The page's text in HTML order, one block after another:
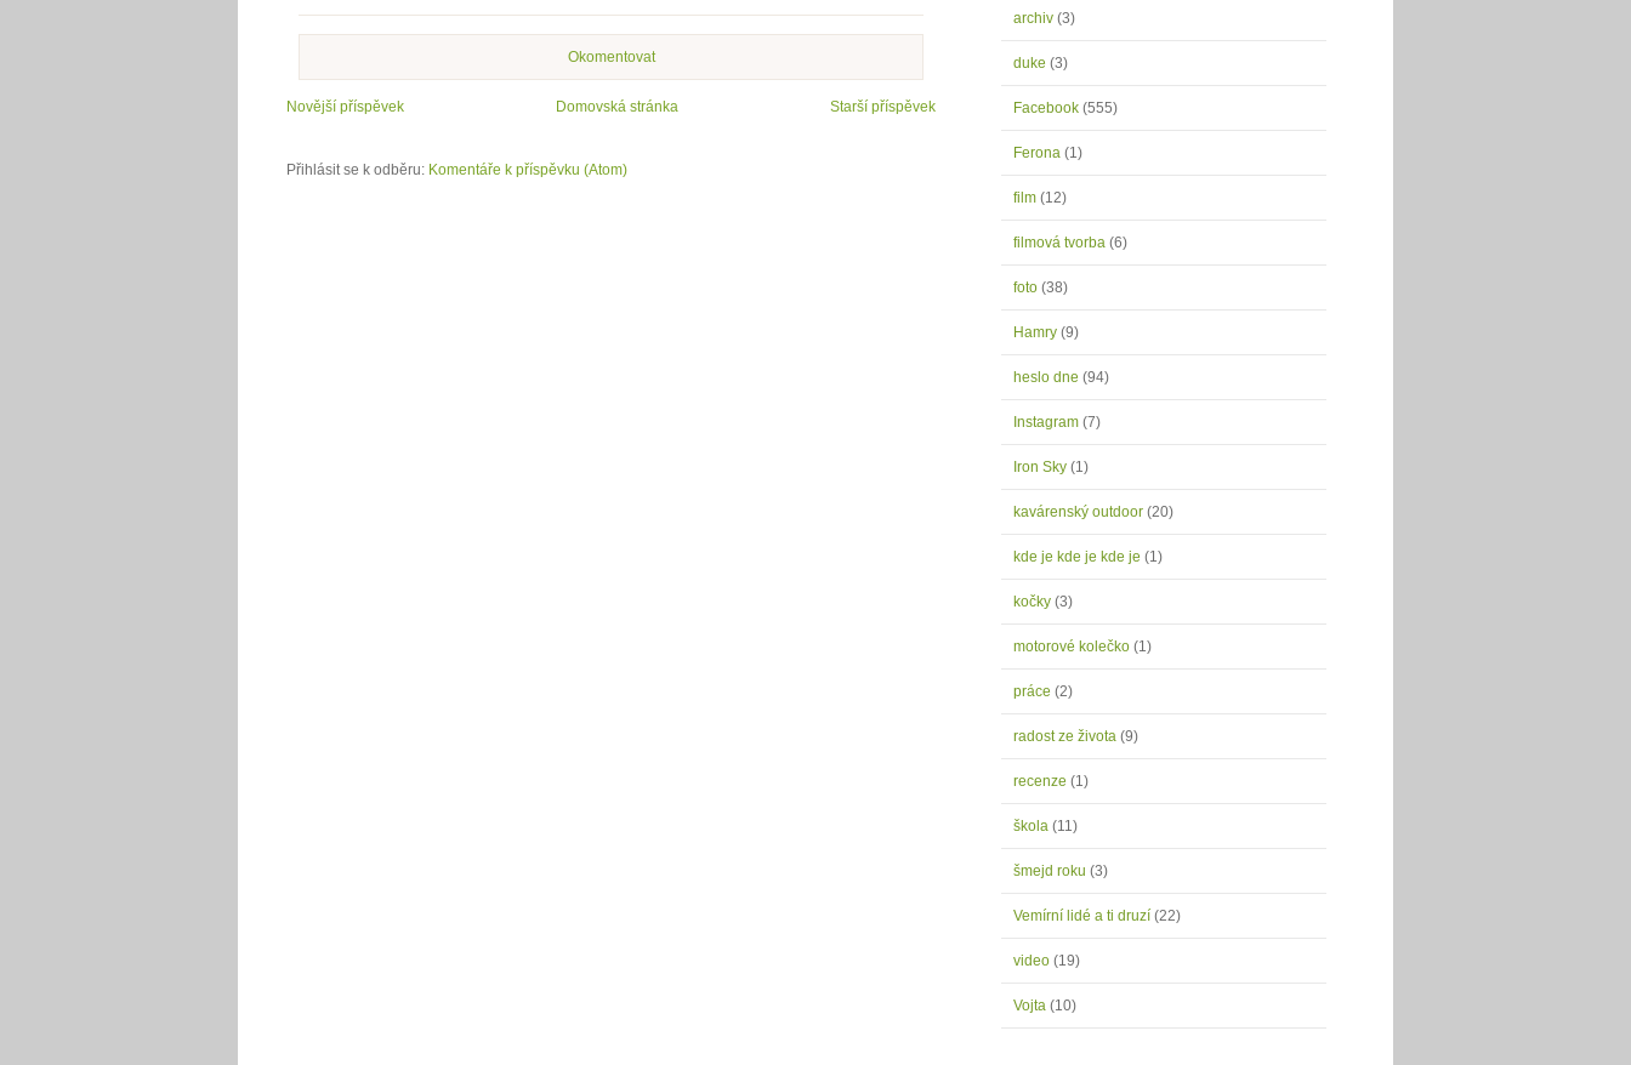
Okomentovat
Novější příspěvek Starší příspěvek
Domovská stránka
Přihlásit se k odběru: Komentáře k příspěvku (Atom)
archiv (3)
duke (3)
Facebook (555)
Ferona (1)
film (12)
filmová tvorba (6)
foto (38)
Hamry (9)
heslo dne (94)
Instagram (7)
Iron Sky (1)
kavárenský outdoor (20)
kde je kde je kde je (1)
kočky (3)
motorové kolečko (1)
práce (2)
radost ze života (9)
recenze (1)
škola (11)
šmejd roku (3)
Vemírní lidé a ti druzí (22)
video (19)
Vojta (10)